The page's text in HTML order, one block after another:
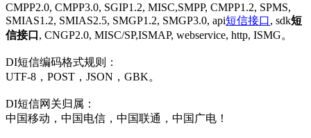
CMPP2.0, CMPP3.0, SGIP1.2, MISC,SMPP, CMPP1.2, SPMS,
SMIAS1.2, SMIAS2.5, SMGP1.2, SMGP3.0, api短信接口, sdk短
信接口 , CNGP2.0, MISC/SP,ISMAP, webservice, http, ISMG。
DI短信编码格式规则：
UTF-8，POST，JSON，GBK。
DI短信网关归属：
中国移动，中国电信，中国联通，中国广电！